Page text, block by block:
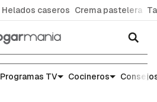
Helados caseros Crema pastelera
Programas TV Cocineros